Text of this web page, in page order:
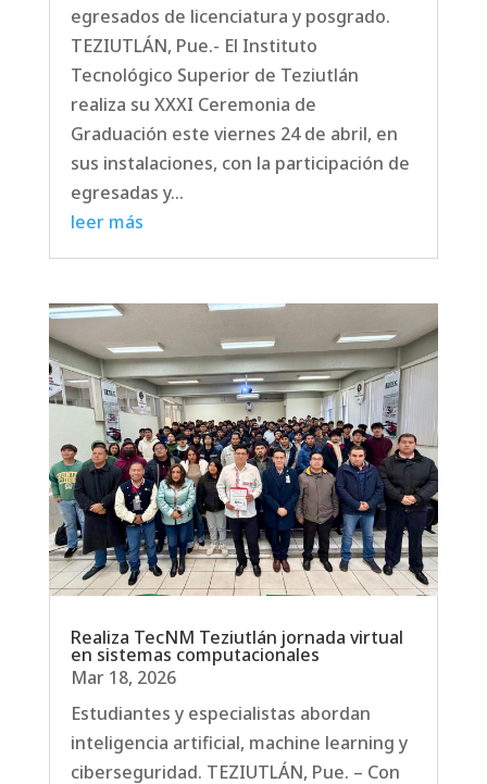
egresados de licenciatura y posgrado.
TEZIUTLÁN, Pue.- El Instituto
Tecnológico Superior de Teziutlán
realiza su XXXI Ceremonia de
Graduación este viernes 24 de abril, en
sus instalaciones, con la participación de
egresadas y...
leer más
Realiza TecNM Teziutlán jornada virtual
en sistemas computacionales
Mar 18, 2026
Estudiantes y especialistas abordan
inteligencia artificial, machine learning y
ciberseguridad. TEZIUTLÁN, Pue. – Con